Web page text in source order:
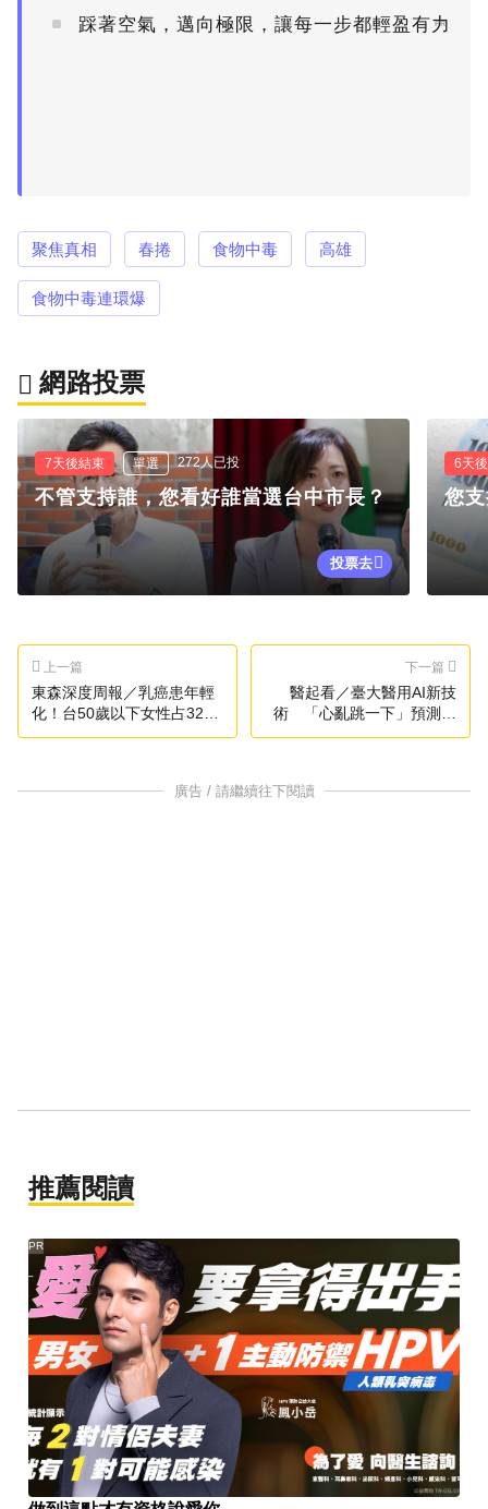
踩著空氣，邁向極限，讓每一步都輕盈有力
PR
聚焦真相 春捲 食物中毒 高雄
食物中毒連環爆
網路投票
7天後結束 單選 272人已投
不管支持誰，您看好誰當選台中市長？
投票去
6天
您
上一篇
東森深度周報／乳癌患年輕
化！台50歲以下女性占32％
較歐美高
下一篇
醫起看／臺大醫用AI新技
術 「心亂跳一下」預測中
風準度高4成
廣告 / 請繼續往下閱讀
推薦閱讀
PR